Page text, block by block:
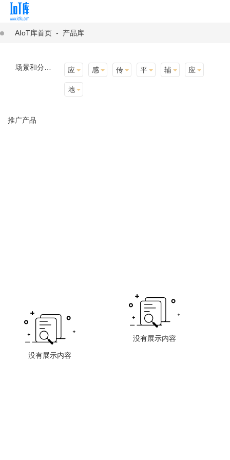
AIoT库首页 - 产品库
应用场景 感知层 传输层 平台层 辅助产品与材料 应用终端
地址选择
推广产品